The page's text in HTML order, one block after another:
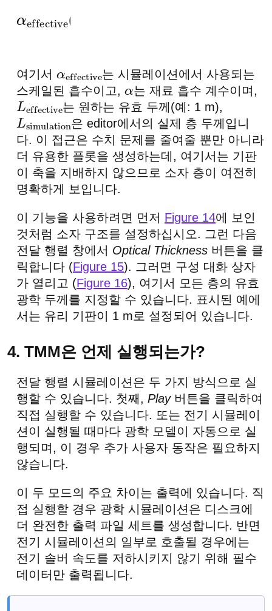
αeffective
여기서 αeffective는 시뮬레이션에서 사용되는
스케일된 흡수이고, α는 재료 흡수 계수이며,
Leffective는 원하는 유효 두께(예: 1 m),
Lsimulation은 editor에서의 실제 층 두께입니
다. 이 접근은 수치 문제를 줄여줄 뿐만 아니라
더 유용한 플롯을 생성하는데, 여기서는 기판
이 축을 지배하지 않으므로 소자 층이 여전히
명확하게 보입니다.
이 기능을 사용하려면 먼저 Figure 14에 보인
것처럼 소자 구조를 설정하십시오. 그런 다음
전달 행렬 창에서 Optical Thickness 버튼을 클
릭합니다 (Figure 15). 그러면 구성 대화 상자
가 열리고 (Figure 16), 여기서 모든 층의 유효
광학 두께를 지정할 수 있습니다. 표시된 예에
서는 유리 기판이 1 m로 설정되어 있습니다.
4. TMM은 언제 실행되는가?
전달 행렬 시뮬레이션은 두 가지 방식으로 실
행할 수 있습니다. 첫째, Play버튼을 클릭하여
직접 실행할 수 있습니다. 또는 전기 시뮬레이
션이 실행될 때마다 광학 모델이 자동으로 실
행되며, 이 경우 추가 사용자 동작은 필요하지
않습니다.
이 두 모드의 주요 차이는 출력에 있습니다. 직
접 실행할 경우 광학 시뮬레이션은 디스크에
더 완전한 출력 파일 세트를 생성합니다. 반면
전기 시뮬레이션의 일부로 호출될 경우에는
전기 솔버 속도를 저하시키지 않기 위해 필수
데이터만 출력됩니다.